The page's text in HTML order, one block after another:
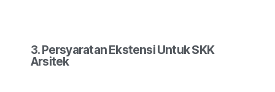
3. Persyaratan Ekstensi Untuk SKK
Arsitek